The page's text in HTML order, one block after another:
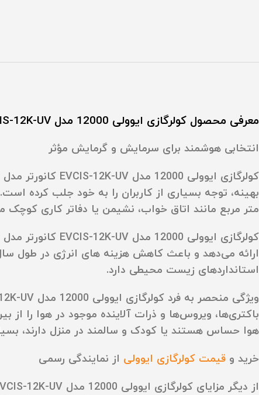
معرفی محصول کولرگازی ایوولی 12000 مدل EVCIS-12K-UV کانورتر مدل الگانت (نسل4)
انتخابی هوشمند برای سرمایش و گرمایش مؤثر
متر مربع مانند اتاق خواب، نشیمن یا دفاتر کاری
استانداردهای زیست‌ محیطی دارد.
باکتری‌ها، ویروس‌ها و ذرات آلاینده موجود در هوا را
هوا حساس هستند یا کودک و سالمند در منزل دارند،
خرید و قیمت کولرگازی ایوولی از نمایندگی رسمی